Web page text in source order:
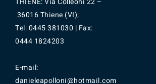
36016 Thiene (VI);
Tel: 0445 381030 | Fax:
0444 1824203
E-mail:
danieleapolloni@hotmail.com